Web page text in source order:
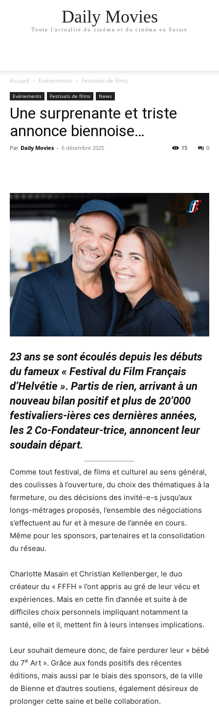
Daily Movies
Toute l'actualité du cinéma et du cinéma en Suisse
Accueil Evénements Festivals de films
Evénements Festivals de films News
Une surprenante et triste
annonce biennoise…
Par Daily Movies - 6 décembre 2025 0
15
23 ans se sont écoulés depuis les débuts
du fameux « Festival du Film Français
d’Helvétie ». Partis de rien, arrivant à un
nouveau bilan positif et plus de 20’000
festivaliers-ières ces dernières années,
les 2 Co-Fondateur-trice, annoncent leur
soudain départ.
Comme tout festival, de films et culturel au sens général,
des coulisses à l’ouverture, du choix des thématiques à la
fermeture, ou des décisions des invité-e-s jusqu’aux
longs-métrages proposés, l’ensemble des négociations
s’effectuent au fur et à mesure de l’année en cours.
Même pour les sponsors, partenaires et la consolidation
du réseau.
Charlotte Masain et Christian Kellenberger, le duo
créateur du « FFFH » l’ont appris au gré de leur vécu et
expériences. Mais en cette fin d’année et suite à de
difficiles choix personnels impliquant notamment la
santé, elle et il, mettent fin à leurs intenses implications.
Leur souhait demeure donc, de faire perdurer leur « bébé
du 7e Art ». Grâce aux fonds positifs des récentes
éditions, mais aussi par le biais des sponsors, de la ville
de Bienne et d’autres soutiens, également désireux de
prolonger cette saine et belle collaboration.